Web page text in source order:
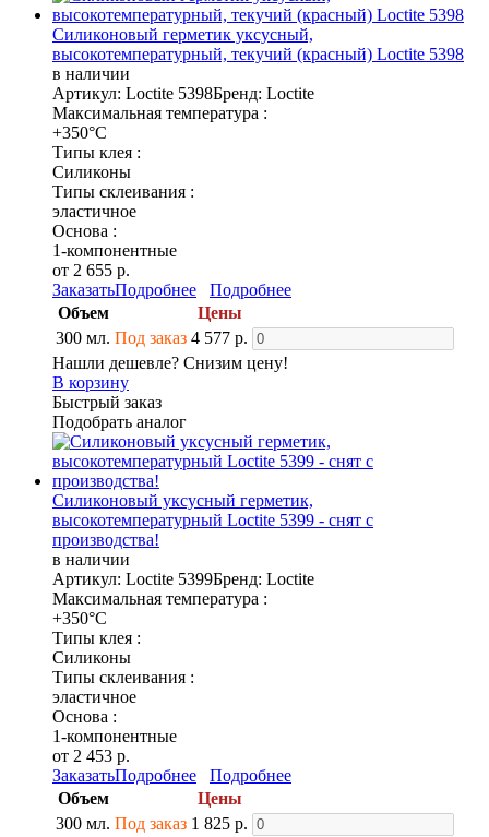
Силиконовый герметик уксусный,
высокотемпературный, текучий (красный) Loctite 5398
в наличии
Артикул: Loctite 5398Бренд: Loctite
Максимальная температура :
+350°C
Типы клея :
Силиконы
Типы склеивания :
эластичное
Основа :
1-компонентные
от 2 655 р.
ЗаказатьПодробнее
Подробнее
Объем
Цены
300 мл. Под заказ 4 577 р.
Нашли дешевле? Снизим цену!
В корзину
Быстрый заказ
Подобрать аналог
Силиконовый уксусный герметик,
высокотемпературный Loctite 5399 - снят с
производства!
в наличии
Артикул: Loctite 5399Бренд: Loctite
Максимальная температура :
+350°C
Типы клея :
Силиконы
Типы склеивания :
эластичное
Основа :
1-компонентные
от 2 453 р.
ЗаказатьПодробнее
Подробнее
Объем
Цены
300 мл. Под заказ 1 825 р.